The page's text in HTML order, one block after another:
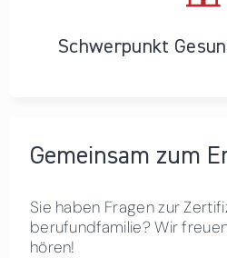
Schwerpunkt
Gemeinsam zum
Sie haben Fragen zur
berufundfamilie? Wir
hören!